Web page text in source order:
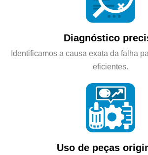
Diagnóstico
Identificamos a causa exata da falha
eficientes.
Uso de peças